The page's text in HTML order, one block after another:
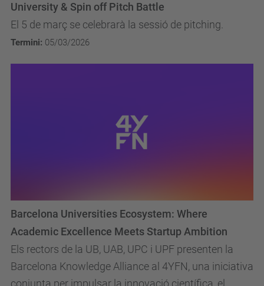
El 5 de març se celebrarà la sessió de pitching.
University & Spin off Pitch Battle
Termini: 05/03/2026
Els rectors de la UB, UAB, UPC i UPF presenten la
Barcelona Knowledge Alliance al 4YFN, una iniciativa
conjunta per impulsar la innovació científica, el
Barcelona Universities Ecosystem: Where
Academic Excellence Meets Startup Ambition